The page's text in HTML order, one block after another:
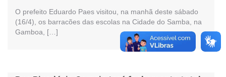
O prefeito Eduardo Paes visitou, na manhã deste sábado
(16/4), os barracões das escolas na Cidade do Samba, na
Gamboa, […]